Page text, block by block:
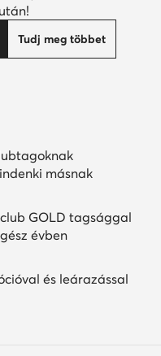
Tudj meg többet
másnak
GOLD tagsággal
évben
és leárazással